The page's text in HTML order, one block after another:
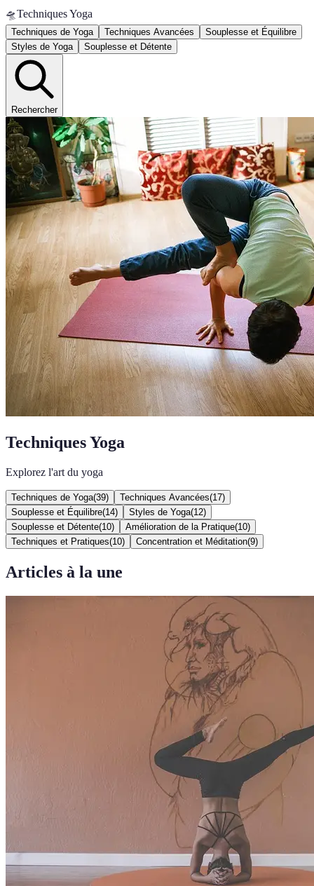
🛸Techniques Yoga
Techniques de Yoga Techniques Avancées
Souplesse et Équilibre
Styles de Yoga
Souplesse et Détente
Rechercher
Techniques Yoga
Explorez l'art du yoga
Techniques de Yoga(39) Techniques Avancées(17)
Souplesse et Équilibre(14) Styles de Yoga(12)
Souplesse et Détente(10) Amélioration de la Pratique(10)
Techniques et Pratiques(10) Concentration et Méditation(9)
Articles à la une